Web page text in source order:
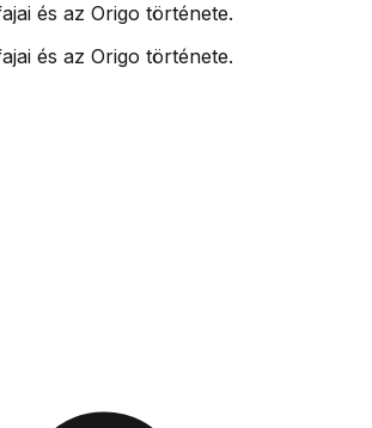
és az Origo története.
és az Origo története.